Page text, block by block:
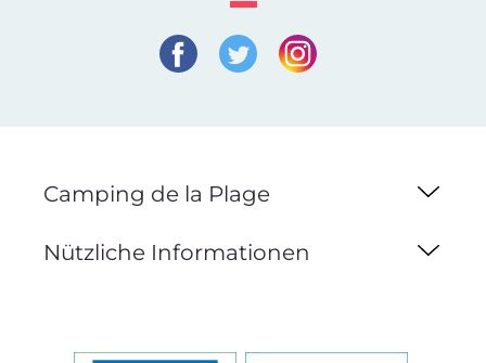
Camping de la Plage
Nützliche Informationen